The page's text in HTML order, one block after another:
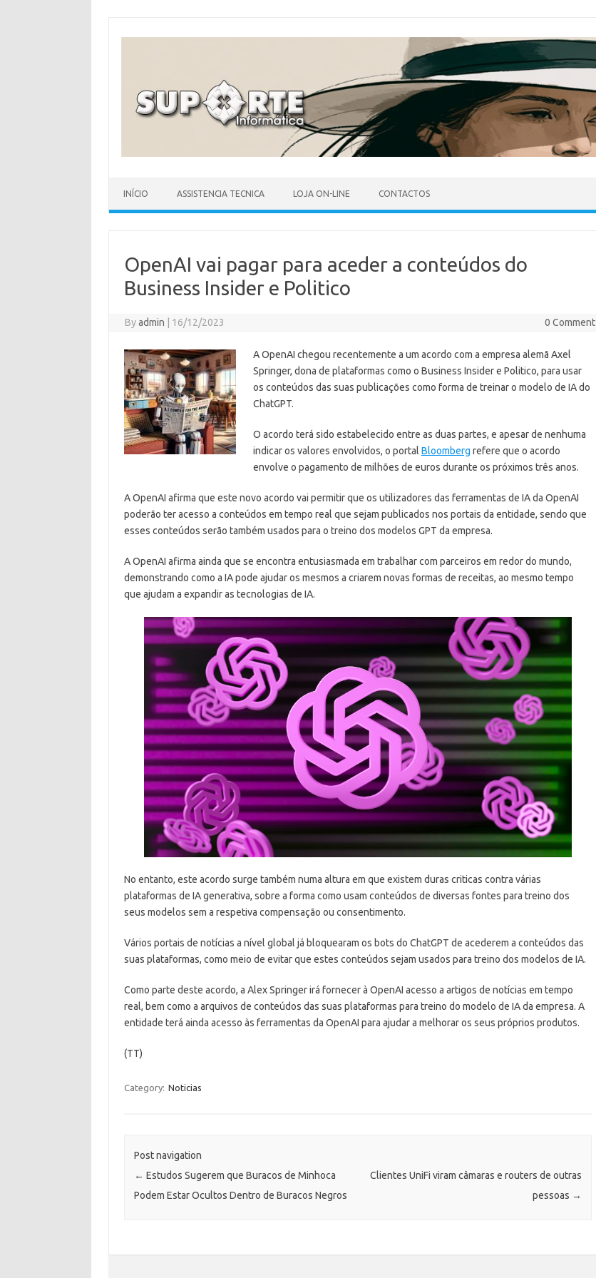
INÍCIO ASSISTENCIA TECNICA LOJA ON-LINE CONTACTOS
OpenAI vai pagar para aceder a conteúdos do
Business Insider e Politico
Byadmin 16/12/2023 0 Comment
A OpenAI chegou recentemente a um acordo com a empresa alemã Axel
Springer, dona de plataformas como o Business Insider e Politico, para usar
os conteúdos das suas publicações como forma de treinar o modelo de IA do
ChatGPT.
O acordo terá sido estabelecido entre as duas partes, e apesar de nenhuma
indicar os valores envolvidos, o portal Bloomberg refere que o acordo
envolve o pagamento de milhões de euros durante os próximos três anos.
A OpenAI afirma que este novo acordo vai permitir que os utilizadores das ferramentas de IA da OpenAI
poderão ter acesso a conteúdos em tempo real que sejam publicados nos portais da entidade, sendo que
esses conteúdos serão também usados para o treino dos modelos GPT da empresa.
A OpenAI afirma ainda que se encontra entusiasmada em trabalhar com parceiros em redor do mundo,
demonstrando como a IA pode ajudar os mesmos a criarem novas formas de receitas, ao mesmo tempo
que ajudam a expandir as tecnologias de IA.
No entanto, este acordo surge também numa altura em que existem duras criticas contra várias
plataformas de IA generativa, sobre a forma como usam conteúdos de diversas fontes para treino dos
seus modelos sem a respetiva compensação ou consentimento.
Vários portais de notícias a nível global já bloquearam os bots do ChatGPT de acederem a conteúdos das
suas plataformas, como meio de evitar que estes conteúdos sejam usados para treino dos modelos de IA.
Como parte deste acordo, a Alex Springer irá fornecer à OpenAI acesso a artigos de notícias em tempo
real, bem como a arquivos de conteúdos das suas plataformas para treino do modelo de IA da empresa. A
entidade terá ainda acesso às ferramentas da OpenAI para ajudar a melhorar os seus próprios produtos.
(TT)
Category: Noticias
Post navigation
← Estudos Sugerem que Buracos de Minhoca
Podem Estar Ocultos Dentro de Buracos Negros
Clientes UniFi viram câmaras e routers de outras
pessoas →